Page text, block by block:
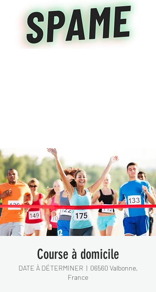
Course à domicile
DATE À DÉTERMINER
  |
06560 Valbonne,
France